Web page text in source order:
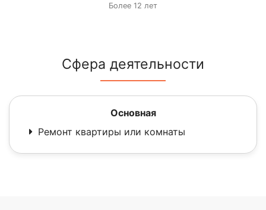
Более 12 лет
Сфера деятельности
Основная
Ремонт квартиры или комнаты